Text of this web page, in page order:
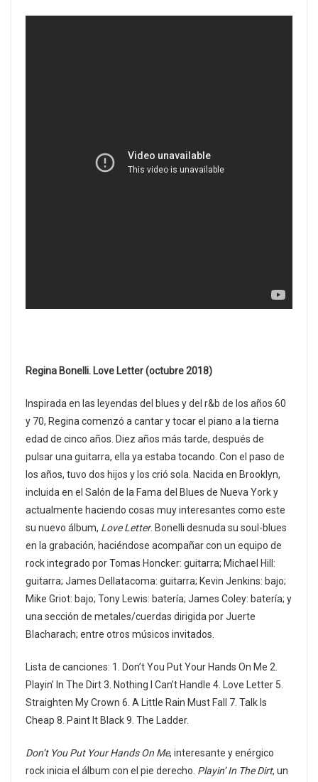
Regina Bonelli. Love Letter (octubre 2018)
Inspirada en las leyendas del blues y del r&b de los años 60
y 70, Regina comenzó a cantar y tocar el piano a la tierna
edad de cinco años. Diez años más tarde, después de
pulsar una guitarra, ella ya estaba tocando. Con el paso de
los años, tuvo dos hijos y los crió sola. Nacida en Brooklyn,
incluida en el Salón de la Fama del Blues de Nueva York y
actualmente haciendo cosas muy interesantes como este
su nuevo álbum, Love Letter. Bonelli desnuda su soul-blues
en la grabación, haciéndose acompañar con un equipo de
rock integrado por Tomas Honcker: guitarra; Michael Hill:
guitarra; James Dellatacoma: guitarra; Kevin Jenkins: bajo;
Mike Griot: bajo; Tony Lewis: batería; James Coley: batería; y
una sección de metales/cuerdas dirigida por Juerte
Blacharach; entre otros músicos invitados.
Lista de canciones: 1. Don’t You Put Your Hands On Me 2.
Playin’ In The Dirt 3. Nothing I Can’t Handle 4. Love Letter 5.
Straighten My Crown 6. A Little Rain Must Fall 7. Talk Is
Cheap 8. Paint It Black 9. The Ladder.
Don’t You Put Your Hands On Me, interesante y enérgico
rock inicia el álbum con el pie derecho. Playin’ In The Dirt, un